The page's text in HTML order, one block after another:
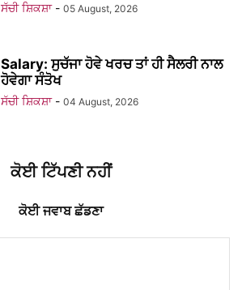
ਸੱਚੀ ਸ਼ਿਕਸ਼ਾ - 05 August, 2026
Salary: ਸੁਚੱਜਾ ਹੋਵੇ ਖਰਚ ਤਾਂ ਹੀ ਸੈਲਰੀ ਨਾਲ
ਹੋਵੇਗਾ ਸੰਤੋਖ
ਸੱਚੀ ਸ਼ਿਕਸ਼ਾ - 04 August, 2026
ਕੋਈ ਟਿੱਪਣੀ ਨਹੀਂ
ਕੋਈ ਜਵਾਬ ਛੱਡਣਾ